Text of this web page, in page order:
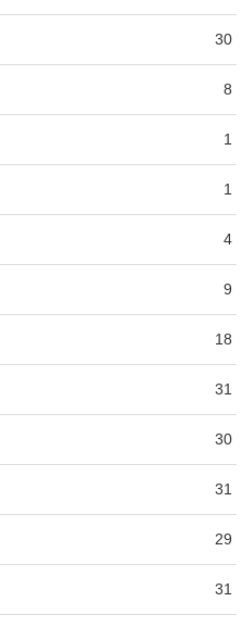
30
8
1
1
4
9
18
31
30
31
29
31